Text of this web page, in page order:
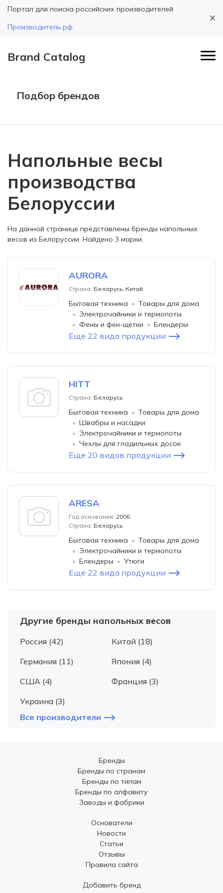
Портал для поиска российских производителей
Производитель.рф
Brand Catalog
Подбор брендов
Напольные весы
производства
Белоруссии
На данной странице представлены бренды напольных
весов из Белоруссии. Найдено 3 марки.
AURORA
Страна: Беларусь, Китай
Бытовая техника
Товары для дома
Электрочайники и термопоты
Фены и фен-щетки
Блендеры
Еще 22 вида продукции
HITT
Страна: Беларусь
Бытовая техника
Товары для дома
Швабры и насадки
Электрочайники и термопоты
Чехлы для гладильных досок
Еще 20 видов продукции
ARESA
Год основания: 2006
Страна: Беларусь
Бытовая техника
Товары для дома
Электрочайники и термопоты
Блендеры
Утюги
Еще 22 вида продукции
Другие бренды напольных весов
Россия (42)
Китай (18)
Германия (11)
Япония (4)
США (4)
Франция (3)
Украина (3)
Все производители
Бренды
Бренды по странам
Бренды по типам
Бренды по алфавиту
Заводы и фабрики
Основатели
Новости
Статьи
Отзывы
Правила сайта
Добавить бренд